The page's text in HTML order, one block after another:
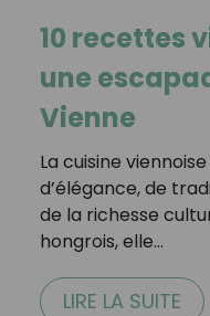
10 recettes
une
Vienne
La cuisine
d’élégance, de
de la richesse
hongrois, elle…
LIRE LA SUITE